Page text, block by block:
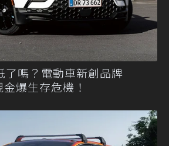
了嗎？電動車新創品牌
爆生存危機！